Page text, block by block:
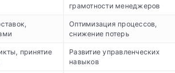
грамотности менеджеров
Оптимизация процессов,
снижение потерь
принятие
Развитие управленческих
навыков